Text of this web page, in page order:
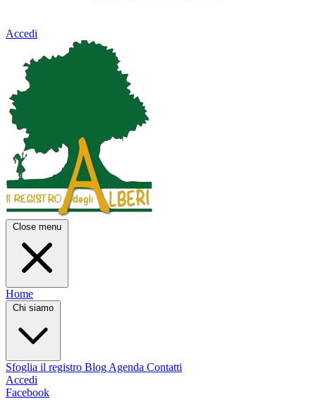
Accedi
Close menu
Home
Chi siamo
Sfoglia il registro Blog Agenda Contatti
Accedi
Facebook